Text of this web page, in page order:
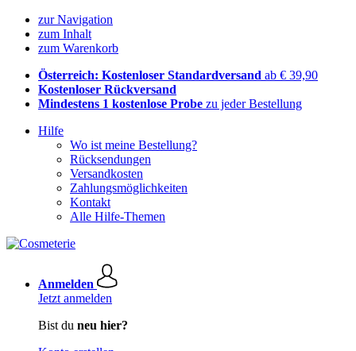
zur Navigation
zum Inhalt
zum Warenkorb
Österreich: Kostenloser Standardversand ab € 39,90
Kostenloser Rückversand
Mindestens 1 kostenlose Probe zu jeder Bestellung
Hilfe
Wo ist meine Bestellung?
Rücksendungen
Versandkosten
Zahlungsmöglichkeiten
Kontakt
Alle Hilfe-Themen
Anmelden
Jetzt anmelden
Bist du neu hier?